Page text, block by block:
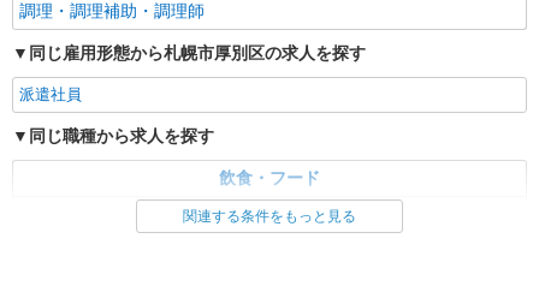
調理・調理補助・調理師
同じ雇用形態から札幌市厚別区の求人を探す
派遣社員
同じ職種から求人を探す
飲食・フード
調理・調理補助・調理師関連する条件をもっと見る